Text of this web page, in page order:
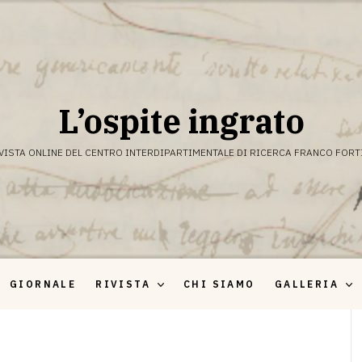
L’ospite ingrato
ONLINE DEL CENTRO INTERDIPARTIMENTALE DI RICERCA FRANCO
GIORNALE RIVISTA CHI SIAMO GALLERIA